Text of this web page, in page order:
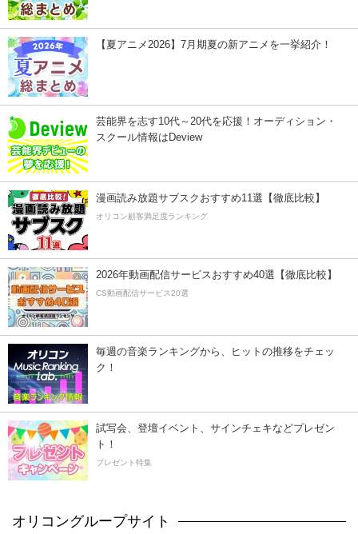
【夏アニメ2026】7月期夏の新アニメを一挙紹介！
芸能界を志す10代～20代を応援！オーディション・
スクール情報はDeview
漫画読み放題サブスクおすすめ11選【徹底比較】
オリコン顧客満足度ランキング
2026年動画配信サービスおすすめ40選【徹底比較】
CS動画配信サービス20選
毎週の音楽ランキングから、ヒットの推移をチェッ
ク！
試写会、登壇イベント、サインチェキなどプレゼン
ト！
プレゼント特集
オリコングループサイト